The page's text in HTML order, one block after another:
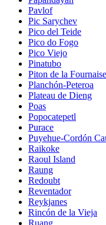
Pavlof
Pic Sarychev
Pico del Teide
Pico do Fogo
Pico Viejo
Pinatubo
Piton de la Fournaise
Planchón-Peteroa
Plateau de Dieng
Poas
Popocatepetl
Purace
Puyehue-Cordón
Raikoke
Raoul Island
Raung
Redoubt
Reventador
Reykjanes
Rincón de la Vieja